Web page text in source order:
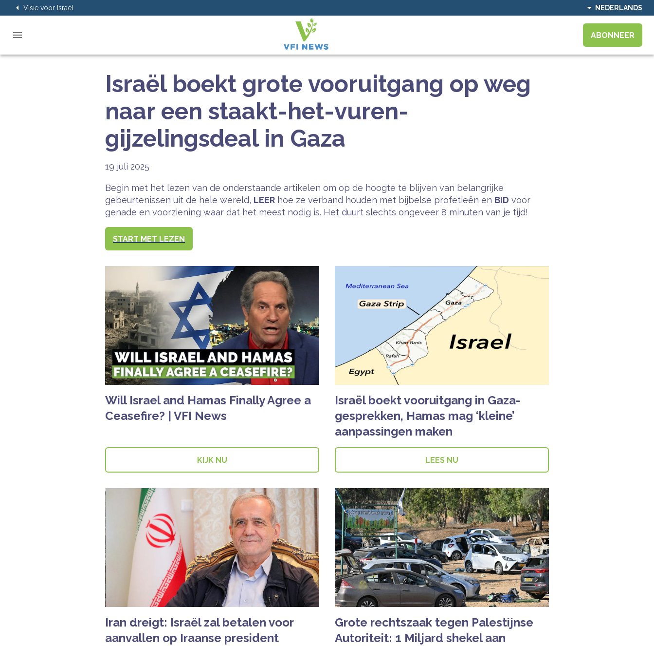
Visie voor Israël NEDERLANDS
ABONNEER
Israël boekt grote vooruitgang op weg
naar een staakt-het-vuren-
gijzelingsdeal in Gaza
19 juli 2025
Begin met het lezen van de onderstaande artikelen om op de hoogte te blijven van belangrijke
gebeurtenissen uit de hele wereld, LEER hoe ze verband houden met bijbelse profetieën en BID voor
genade en voorziening waar dat het meest nodig is. Het duurt slechts ongeveer 8 minuten van je tijd!
START MET LEZEN
Will Israel and Hamas Finally Agree a
Ceasefire? | VFI News
KIJK NU
Israël boekt vooruitgang in Gaza-
gesprekken, Hamas mag ‘kleine’
aanpassingen maken
LEES NU
Iran dreigt: Israël zal betalen voor
aanvallen op Iraanse president
Grote rechtszaak tegen Palestijnse
Autoriteit: 1 Miljard shekel aan